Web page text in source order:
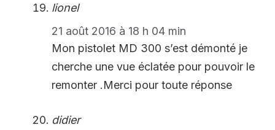
lionel
21 août 2016 à 18 h 04 min
Mon pistolet MD 300 s’est démonté je
cherche une vue éclatée pour pouvoir le
remonter .Merci pour toute réponse
didier